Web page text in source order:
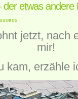
der etwas
jetzt, nach
mir!
kam, erzähle